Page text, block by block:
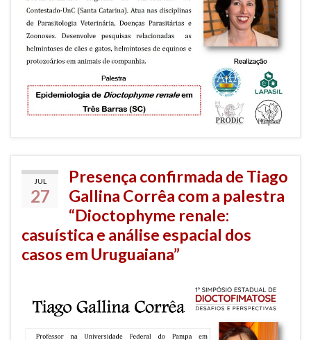
JUL
27
Presença confirmada de Tiago
Gallina Corrêa com a palestra
“Dioctophyme renale:
casuística e análise espacial dos
casos em Uruguaiana”